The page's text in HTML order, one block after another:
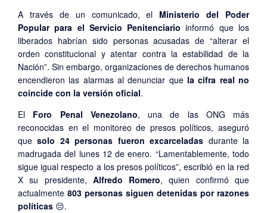
A través de un comunicado, el Ministerio del Poder
Popular para el Servicio Penitenciario informó que los
liberados habrían sido personas acusadas de “alterar el
orden constitucional y atentar contra la estabilidad de la
Nación”. Sin embargo, organizaciones de derechos humanos
encendieron las alarmas al denunciar que la cifra real no
coincide con la versión oficial.
El Foro Penal Venezolano, una de las ONG más
reconocidas en el monitoreo de presos políticos, aseguró
quesolo 24 personas fueron excarceladas durante la
madrugada del lunes 12 de enero. “Lamentablemente, todo
sigue igual respecto a los presos políticos”, escribió en la red
X su presidente, Alfredo Romero, quien confirmó que
actualmente 803 personas siguen detenidas por razones
políticas 😔.